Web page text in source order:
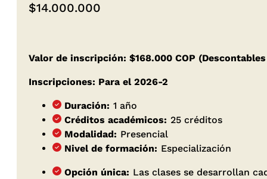
$14.000.000
Valor de inscripción: $168.000 COP
Inscripciones: Para el 2026-2
Duración: 1 año
Créditos académicos: 25 créditos
Modalidad: Presencial
Nivel de formación: Especialización
Opción única: Las clases se desarrollan